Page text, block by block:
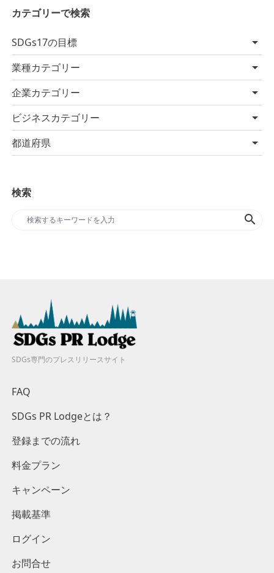
カテゴリーで検索
SDGs17の目標
業種カテゴリー
企業カテゴリー
ビジネスカテゴリー
都道府県
検索
search
SDGs専門のプレスリリースサイト
FAQ
SDGs PR Lodgeとは？
登録までの流れ
料金プラン
キャンペーン
掲載基準
ログイン
お問合せ